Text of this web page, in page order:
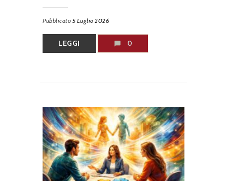
Pubblicato 5 Luglio 2026
LEGGI 0